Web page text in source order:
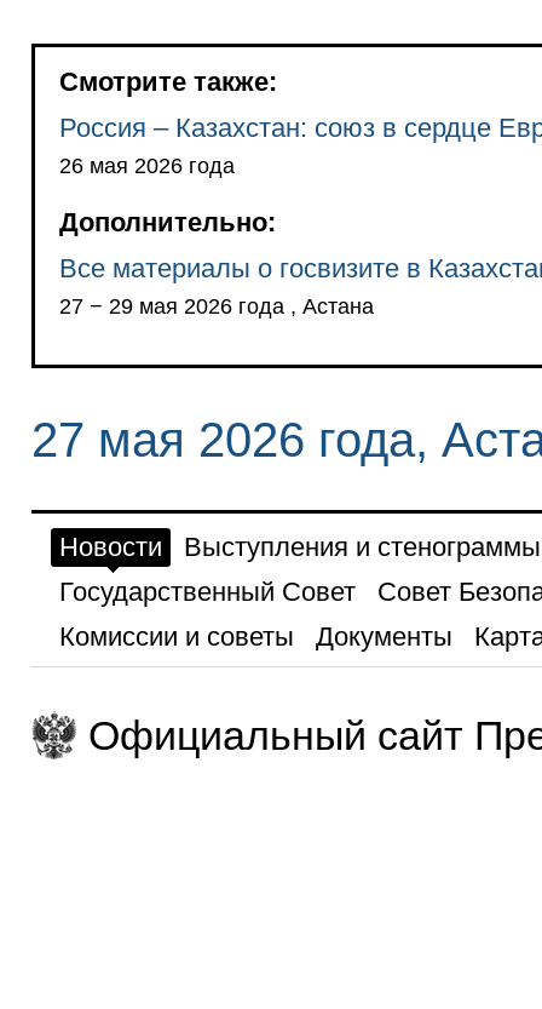
Смотрите также:
Россия – Казахстан: союз в сердце
26 мая 2026 года
Дополнительно:
Все материалы о госвизите в
27 − 29 мая 2026 года , Астана
27 мая 2026 года,
Новости
Выступления и стенограммы
Государственный Совет
Совет
Комиссии и советы
Документы
Официальный сайт